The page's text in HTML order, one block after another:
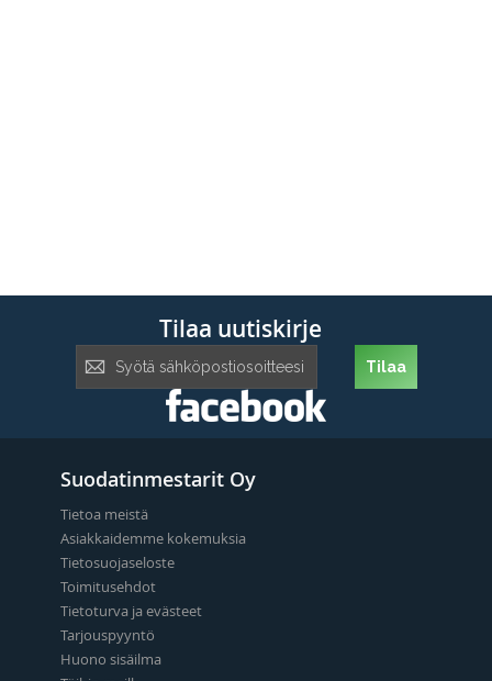
Tilaa uutiskirje
uutiskirje:
Tilaa
Suodatinmestarit Oy
Tietoa meistä
Asiakkaidemme kokemuksia
Tietosuojaseloste
Toimitusehdot
Tietoturva ja evästeet
Tarjouspyyntö
Huono sisäilma